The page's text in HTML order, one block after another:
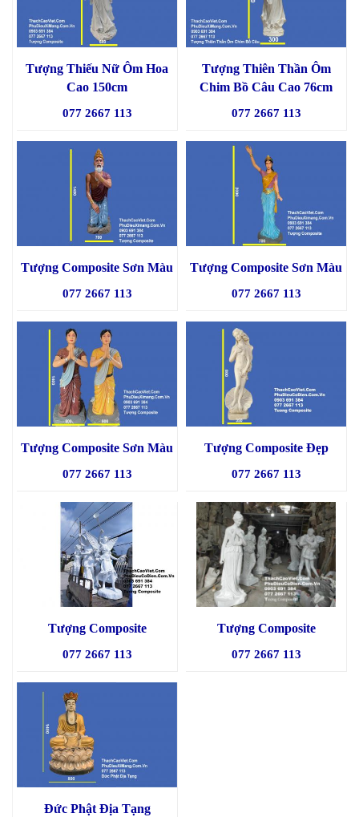
Tượng Thiếu Nữ Ôm Hoa
Cao 150cm
077 2667 113
Tượng Thiên Thần Ôm
Chim Bồ Câu Cao 76cm
077 2667 113
Tượng Composite Sơn Màu
077 2667 113
Tượng Composite Sơn Màu
077 2667 113
Tượng Composite Sơn Màu
077 2667 113
Tượng Composite Đẹp
077 2667 113
Tượng Composite
077 2667 113
Tượng Composite
077 2667 113
Đức Phật Địa Tạng